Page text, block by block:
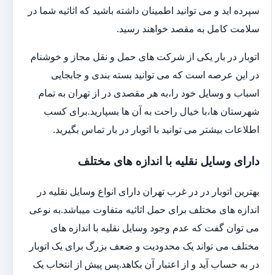
سپرده اید و می توانید اطمینان داشته باشید که اثاثیه شما در
سلامت کامل به مقصد خواهند رسید.
اتوبار در بار یکی از شرکت های حمل و نقل مجاز و خوشنام
در این عرصه است که می توانید بسته بندی و جابجایی
اسباب و وسایل خود را،به هر مقصدی در از تهران به تمام
شهرستان ها،با خیال راحت به آن ها بسپارید.برای کسب
اطلاعات بیشتر می توانید با اتوبار در بار تماس بگیرید.
دارای وسایل نقلیه با اندازه های مختلف
بهترین اتوبار در در غرب تهران دارای انواع وسایل نقلیه در
اندازه های مختلف برای حمل اثاثیه متفاوت می‎باشد.به نوعی
می توان گفت که عدم وجود وسایل نقلیه با اندازه های
مختلف می تواند یک محدودیت و ضعف بزرگ برای یک اتوبار
در به حساب آید و از اعتبار آن بکاهد.پس پیش از انتخاب یک